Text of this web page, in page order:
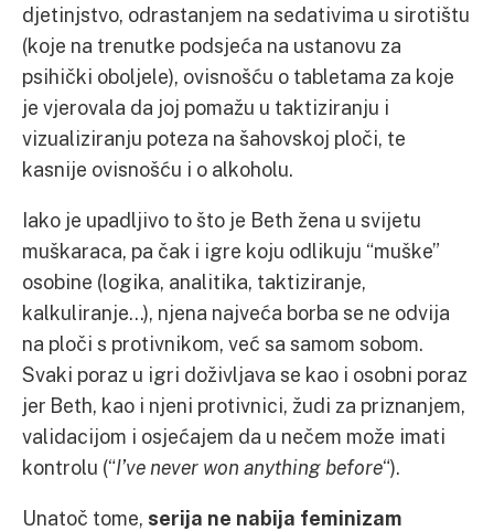
djetinjstvo, odrastanjem na sedativima u sirotištu
(koje na trenutke podsjeća na ustanovu za
psihički oboljele), ovisnošću o tabletama za koje
je vjerovala da joj pomažu u taktiziranju i
vizualiziranju poteza na šahovskoj ploči, te
kasnije ovisnošću i o alkoholu.
Iako je upadljivo to što je Beth žena u svijetu
muškaraca, pa čak i igre koju odlikuju “muške”
osobine (logika, analitika, taktiziranje,
kalkuliranje…), njena najveća borba se ne odvija
na ploči s protivnikom, već sa samom sobom.
Svaki poraz u igri doživljava se kao i osobni poraz
jer Beth, kao i njeni protivnici, žudi za priznanjem,
validacijom i osjećajem da u nečem može imati
kontrolu (“I’ve never won anything before“).
Unatoč tome, serija ne nabija feminizam